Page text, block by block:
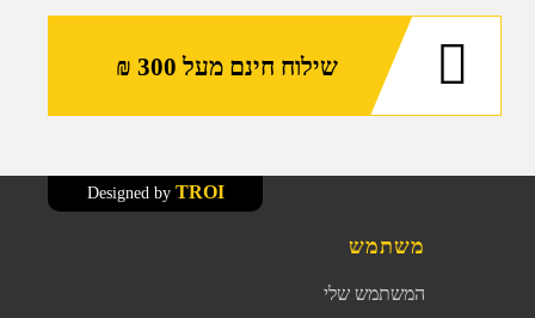
שילוח חינם מעל 300 ₪
TROI
Designed by
משתמש
המשתמש שלי